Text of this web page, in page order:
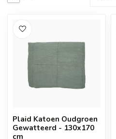
Plaid Katoen Oudgroen
Gewatteerd - 130x170
cm